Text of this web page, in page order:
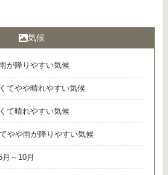
気候
が降りやすい気候
てやや晴れやすい気候
て晴れやすい気候
やや雨が降りやすい気候
～10月